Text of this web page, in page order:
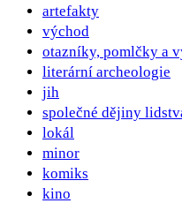
artefakty
východ
otazníky, pomlčky a
literární archeologie
jih
společné dějiny
lokál
minor
komiks
kino